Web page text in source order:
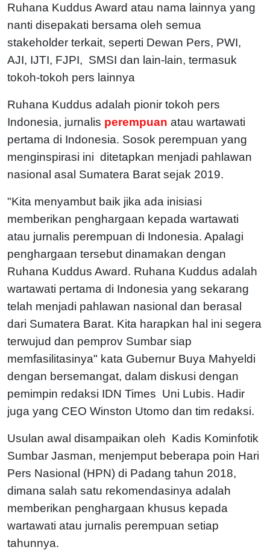
Ruhana Kuddus Award atau nama lainnya yang
nanti disepakati bersama oleh semua
stakeholder terkait, seperti Dewan Pers, PWI,
AJI, IJTI, FJPI, SMSI dan lain-lain, termasuk
tokoh-tokoh pers lainnya
Ruhana Kuddus adalah pionir tokoh pers
Indonesia, jurnalis perempuan atau wartawati
pertama di Indonesia. Sosok perempuan yang
menginspirasi ini ditetapkan menjadi pahlawan
nasional asal Sumatera Barat sejak 2019.
"Kita menyambut baik jika ada inisiasi
memberikan penghargaan kepada wartawati
atau jurnalis perempuan di Indonesia. Apalagi
penghargaan tersebut dinamakan dengan
Ruhana Kuddus Award. Ruhana Kuddus adalah
wartawati pertama di Indonesia yang sekarang
telah menjadi pahlawan nasional dan berasal
dari Sumatera Barat. Kita harapkan hal ini segera
terwujud dan pemprov Sumbar siap
memfasilitasinya" kata Gubernur Buya Mahyeldi
dengan bersemangat, dalam diskusi dengan
pemimpin redaksi IDN Times Uni Lubis. Hadir
juga yang CEO Winston Utomo dan tim redaksi.
Usulan awal disampaikan oleh Kadis Kominfotik
Sumbar Jasman, menjemput beberapa poin Hari
Pers Nasional (HPN) di Padang tahun 2018,
dimana salah satu rekomendasinya adalah
memberikan penghargaan khusus kepada
wartawati atau jurnalis perempuan setiap
tahunnya.